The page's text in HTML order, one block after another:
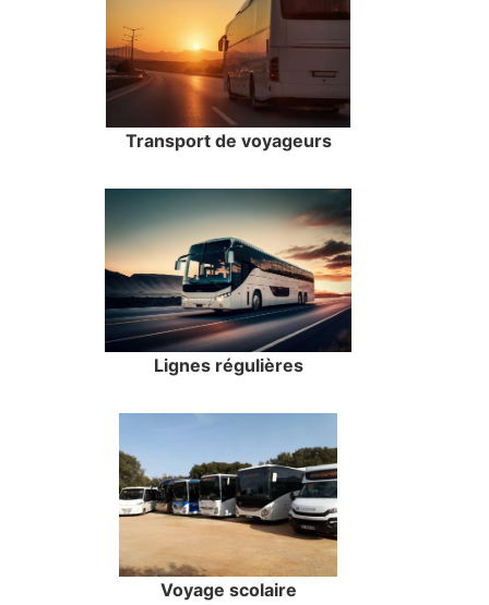
Transport de voyageurs
Lignes régulières
Voyage scolaire